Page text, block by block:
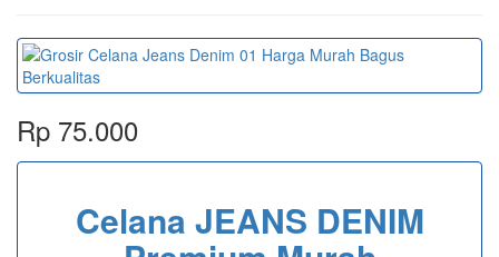
Rp 75.000
Celana JEANS DENIM